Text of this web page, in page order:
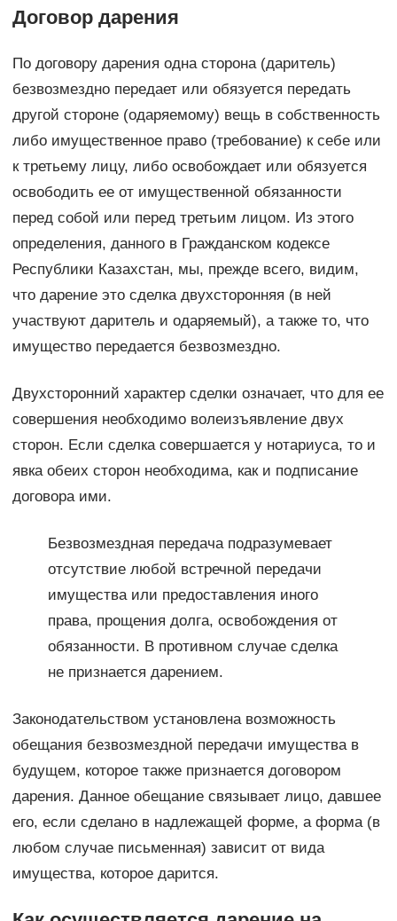
Договор дарения
По договору дарения одна сторона (даритель)
безвозмездно передает или обязуется передать
другой стороне (одаряемому) вещь в собственность
либо имущественное право (требование) к себе или
к третьему лицу, либо освобождает или обязуется
освободить ее от имущественной обязанности
перед собой или перед третьим лицом. Из этого
определения, данного в Гражданском кодексе
Республики Казахстан, мы, прежде всего, видим,
что дарение это сделка двухсторонняя (в ней
участвуют даритель и одаряемый), а также то, что
имущество передается безвозмездно.
Двухсторонний характер сделки означает, что для ее
совершения необходимо волеизъявление двух
сторон. Если сделка совершается у нотариуса, то и
явка обеих сторон необходима, как и подписание
договора ими.
Безвозмездная передача подразумевает
отсутствие любой встречной передачи
имущества или предоставления иного
права, прощения долга, освобождения от
обязанности. В противном случае сделка
не признается дарением.
Законодательством установлена возможность
обещания безвозмездной передачи имущества в
будущем, которое также признается договором
дарения. Данное обещание связывает лицо, давшее
его, если сделано в надлежащей форме, а форма (в
любом случае письменная) зависит от вида
имущества, которое дарится.